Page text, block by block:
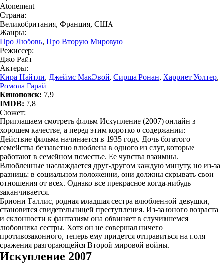
Atonement
Страна:
Великобритания, Франция, США
Жанры:
Про Любовь, Про Вторую Мировую
Режиссер:
Джо Райт
Актеры:
Кира Найтли, Джеймс МакЭвой, Сирша Ронан, Харриет Уолтер,
Ромола Гарай
Кинопоиск: 7,9
IMDB: 7,8
Сюжет:
Приглашаем смотреть фильм Искупление (2007) онлайн в
хорошем качестве, а перед этим коротко о содержании:
Действие фильма начинается в 1935 году. Дочь богатого
семейства беззаветно влюблена в одного из слуг, которые
работают в семейном поместье. Ее чувства взаимны.
Влюбленные наслаждается друг-другом каждую минуту, но из-за
разницы в социальном положении, они должны скрывать свои
отношения от всех. Однако все прекрасное когда-нибудь
заканчивается.
Бриони Таллис, родная младшая сестра влюбленной девушки,
становится свидетельницей преступления. Из-за юного возраста
и склонности к фантазиям она обвиняет в случившемся
любовника сестры. Хотя он не совершал ничего
противозаконного, теперь ему придется отправиться на поля
сражения разгорающейся Второй мировой войны.
Искупление 2007